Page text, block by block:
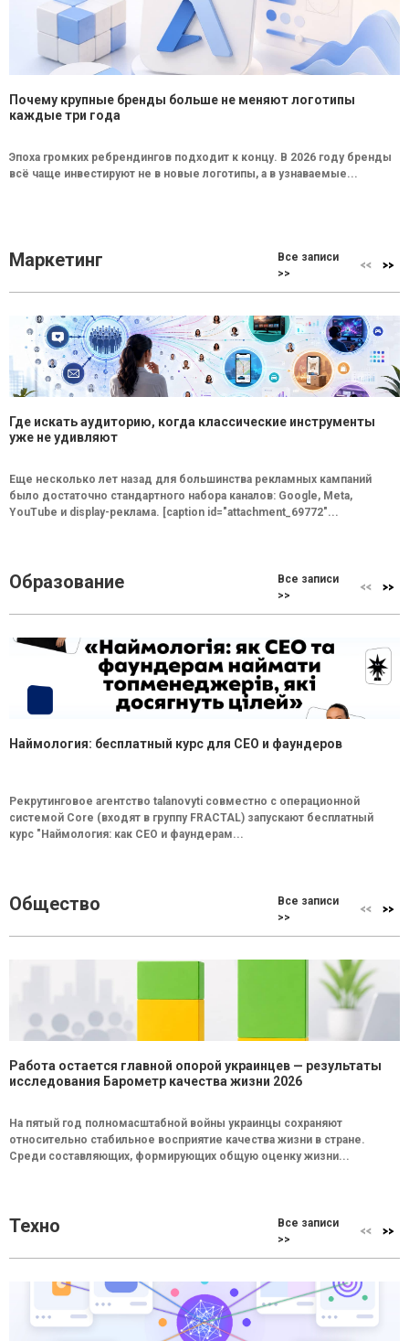
Почему крупные бренды больше не меняют логотипы
каждые три года
Эпоха громких ребрендингов подходит к концу. В 2026 году бренды
всё чаще инвестируют не в новые логотипы, а в узнаваемые...
Маркетинг
Все записи
>>
Где искать аудиторию, когда классические инструменты
уже не удивляют
Еще несколько лет назад для большинства рекламных кампаний
было достаточно стандартного набора каналов: Google, Meta,
YouTube и display-реклама. [caption id="attachment_69772"...
Образование
Все записи
>>
Наймология: бесплатный курс для CEO и фаундеров
Рекрутинговое агентство talanovyti совместно с операционной
системой Core (входят в группу FRACTAL) запускают бесплатный
курс "Наймология: как СEO и фаундерам...
Общество
Все записи
>>
Работа остается главной опорой украинцев — результаты
исследования Барометр качества жизни 2026
На пятый год полномасштабной войны украинцы сохраняют
относительно стабильное восприятие качества жизни в стране.
Среди составляющих, формирующих общую оценку жизни...
Техно
Все записи
>>